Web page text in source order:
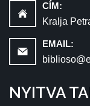
CÍM:
Kralja
EMAIL:
NYITVA